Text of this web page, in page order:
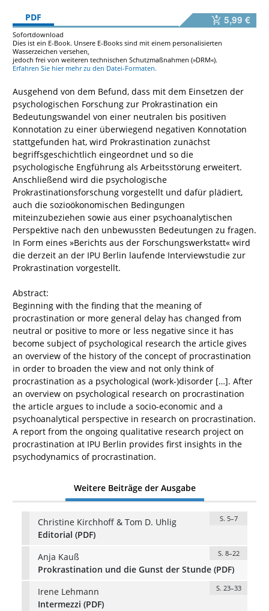
PDF
5,99 €
Sofortdownload
Dies ist ein E-Book. Unsere E-Books sind mit einem personalisierten
Wasserzeichen versehen,
jedoch frei von weiteren technischen Schutzmaßnahmen (»DRM«).
Erfahren Sie hier mehr zu den Datei-Formaten.
Ausgehend von dem Befund, dass mit dem Einsetzen der
psychologischen Forschung zur Prokrastination ein
Bedeutungswandel von einer neutralen bis positiven
Konnotation zu einer überwiegend negativen Konnotation
stattgefunden hat, wird Prokrastination zunächst
begriffsgeschichtlich eingeordnet und so die
psychologische Engführung als Arbeitsstörung erweitert.
Anschließend wird die psychologische
Prokrastinationsforschung vorgestellt und dafür plädiert,
auch die sozioökonomischen Bedingungen
miteinzubeziehen sowie aus einer psychoanalytischen
Perspektive nach den unbewussten Bedeutungen zu fragen.
In Form eines »Berichts aus der Forschungswerkstatt« wird
die derzeit an der IPU Berlin laufende Interviewstudie zur
Prokrastination vorgestellt.
Abstract:
Beginning with the finding that the meaning of
procrastination or more general delay has changed from
neutral or positive to more or less negative since it has
become subject of psychological research the article gives
an overview of the history of the concept of procrastination
in order to broaden the view and not only think of
procrastination as a psychological (work-)disorder […]. After
an overview on psychological research on procrastination
the article argues to include a socio-economic and a
psychoanalytical perspective in research on procrastination.
A report from the ongoing qualitative research project on
procrastination at IPU Berlin provides first insights in the
psychodynamics of procrastination.
Weitere Beiträge der Ausgabe
Christine Kirchhoff & Tom D. Uhlig S. 5–7
Editorial (PDF)
Anja Kauß
S. 8–22
Prokrastination und die Gunst der Stunde (PDF)
Irene Lehmann
S. 23–33
Intermezzi (PDF)